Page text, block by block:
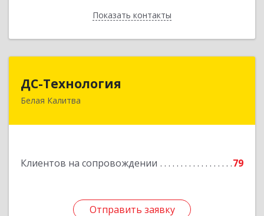
Показать контакты
Назад
ДС-Технология
Белая Калитва
Клиентов на сопровождении 79
Отправить заявку
347045, Ростовская обл, Белокалитвинский р-н,
Отправить заявку